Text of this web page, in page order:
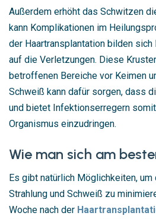
Außerdem erhöht das Schwitzen
kann Komplikationen im
der Haartransplantation bilden sich
auf die Verletzungen. Diese
betroffenen Bereiche vor Keimen
Schweiß kann dafür sorgen, dass
und bietet Infektionserregern
Organismus einzudringen.
Wie man sich am
Es gibt natürlich Möglichkeiten, um
Strahlung und Schweiß zu
Woche nach der